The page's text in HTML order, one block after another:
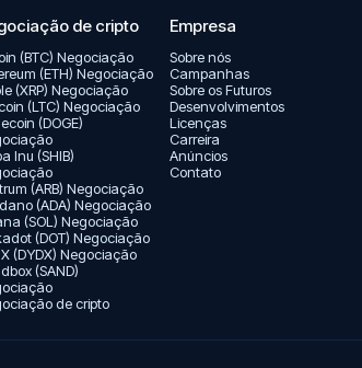
de cripto
(BTC) Negociação
(ETH) Negociação
(XRP) Negociação
(LTC) Negociação
(DOGE)
Inu (SHIB)
(ARB) Negociação
(ADA) Negociação
(SOL) Negociação
(DOT) Negociação
(DYDX) Negociação
(SAND)
de cripto
Empresa
Sobre nós
Campanhas
Sobre os Futuros
Desenvolvimentos
Licenças
Carreira
Anúncios
Contato